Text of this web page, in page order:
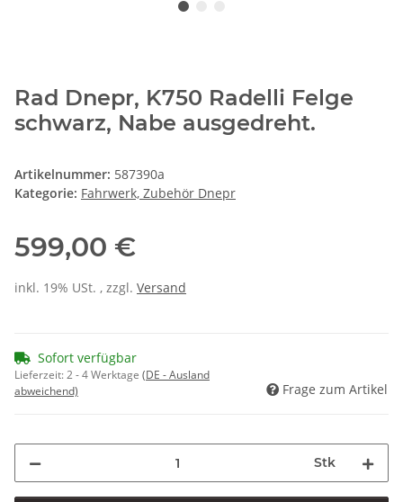
Rad Dnepr, K750 Radelli Felge
schwarz, Nabe ausgedreht.
Artikelnummer: 587390a
Kategorie: Fahrwerk, Zubehör Dnepr
599,00 €
inkl. 19% USt. , zzgl. Versand
Sofort verfügbar
Lieferzeit:2 - 4 Werktage (DE - Ausland
abweichend)
Frage zum Artikel
Stk